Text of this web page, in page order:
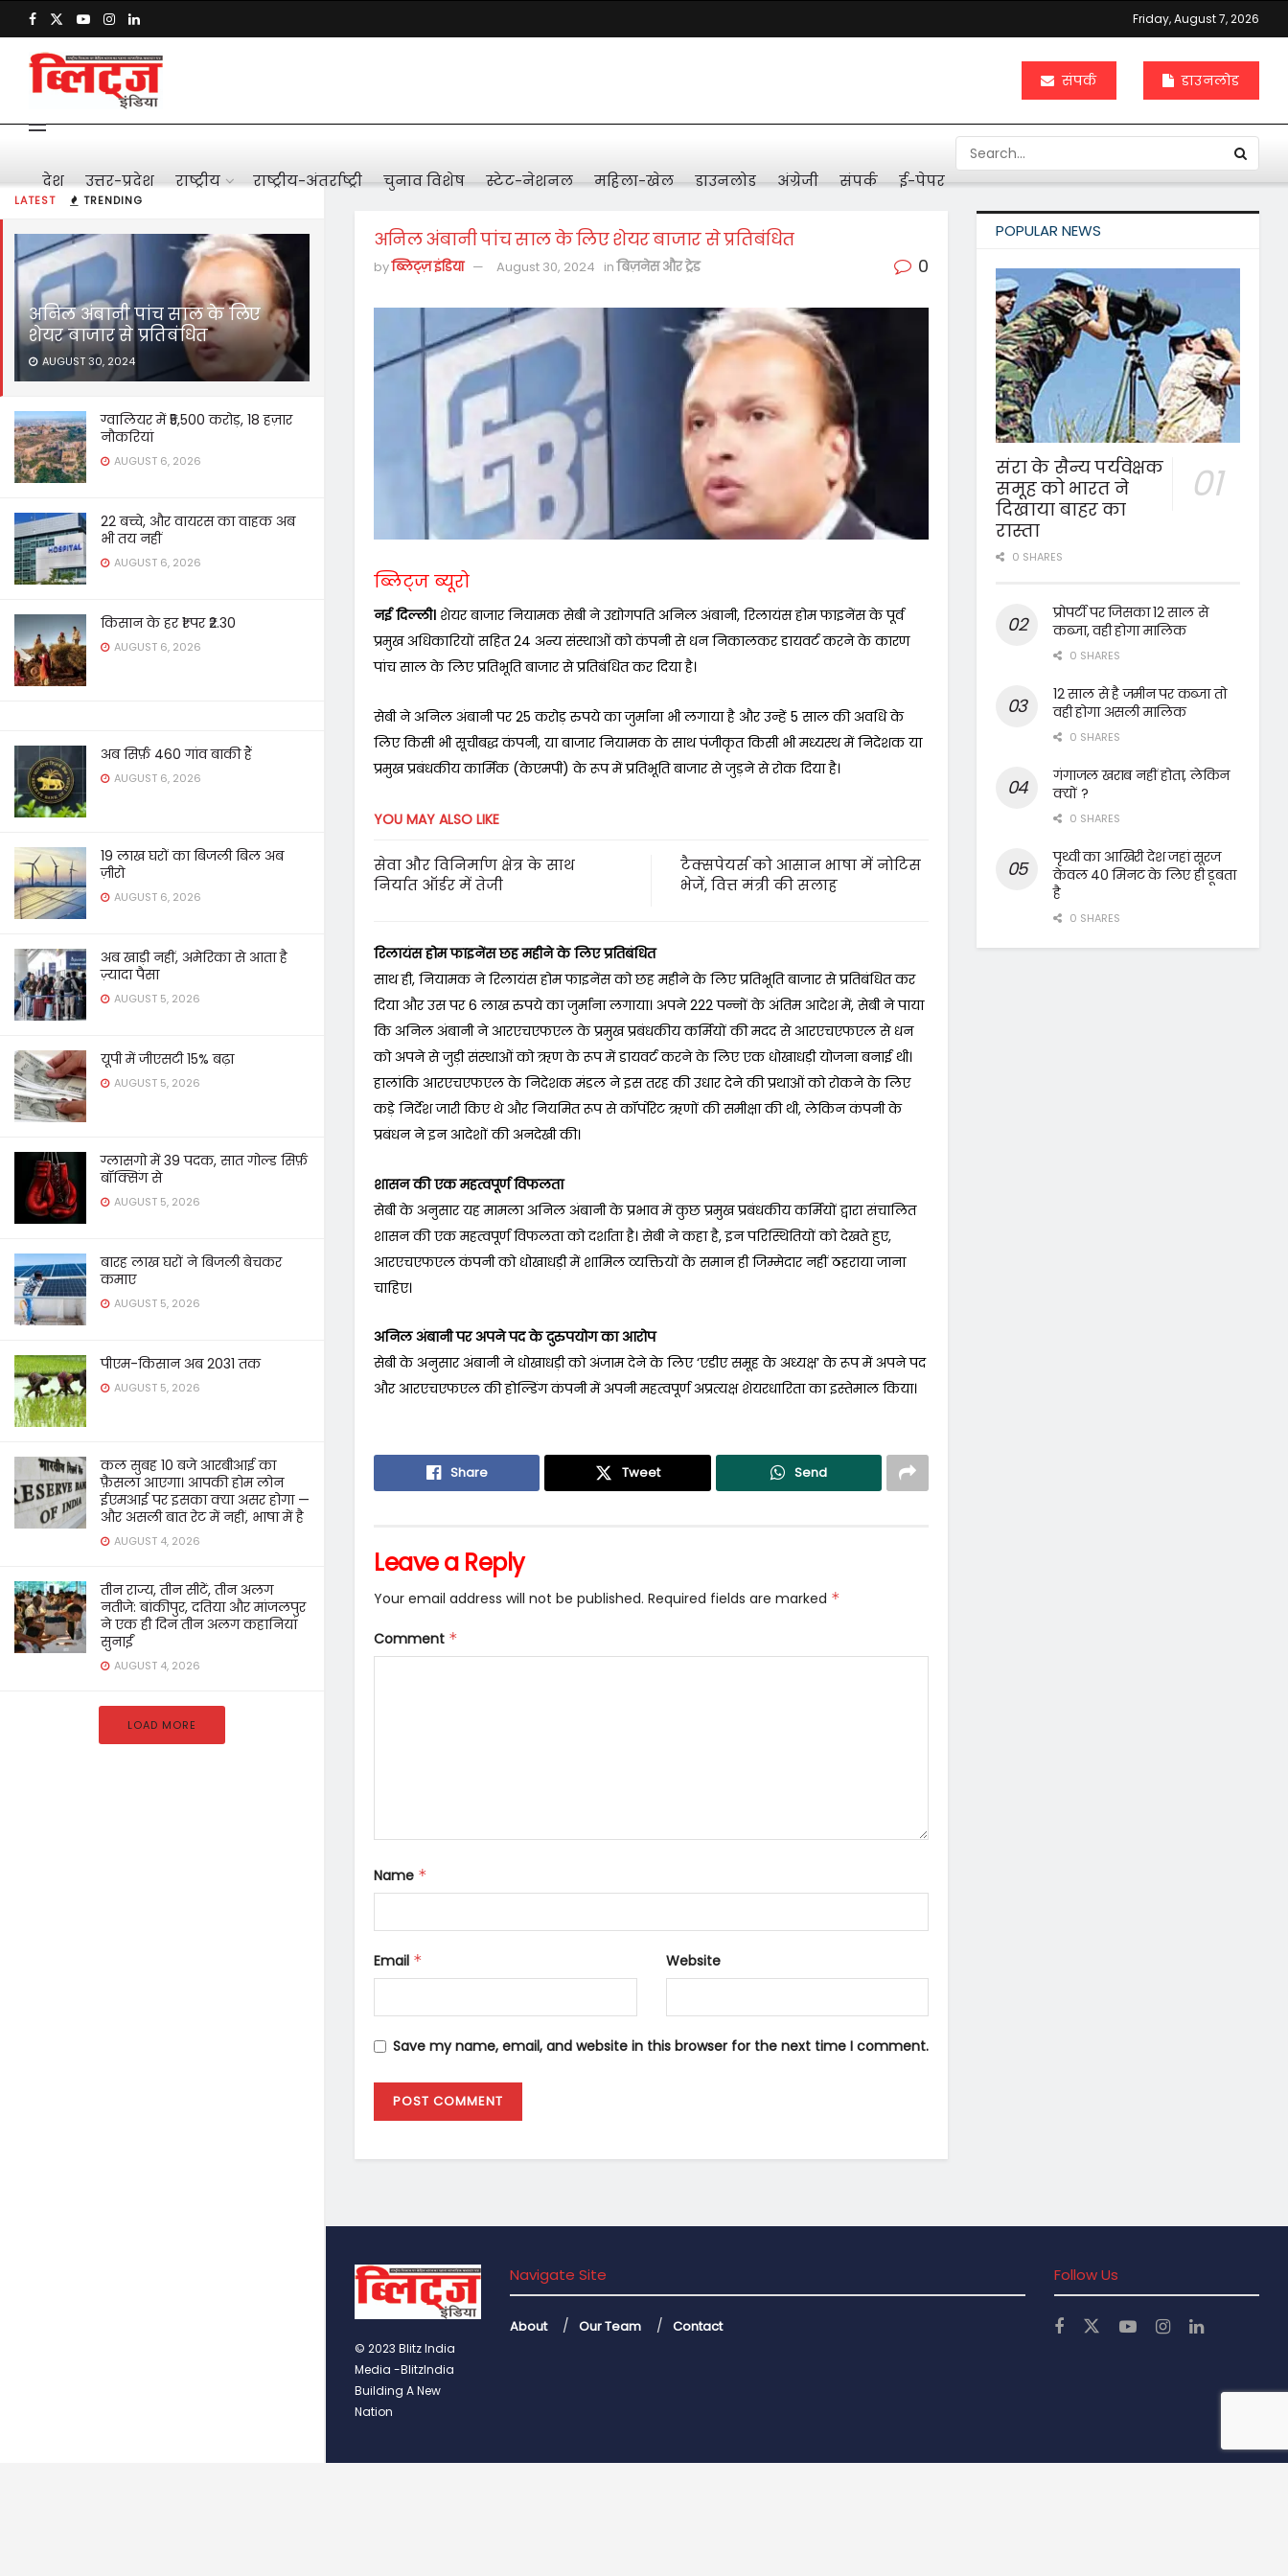
LATEST TRENDING
अनिल अंबानी पांच साल के लिए
शेयर बाजार से प्रतिबंधित
AUGUST 30, 2024
ग्वालियर में ₹5,500 करोड़, 18 हज़ार
नौकरियां
AUGUST 6, 2026
22 बच्चे, और वायरस का वाहक अब
भी तय नहीं
AUGUST 6, 2026
किसान के हर ₹1 पर ₹2.30
AUGUST 6, 2026
अब सिर्फ़ 460 गांव बाकी हैं
AUGUST 6, 2026
19 लाख घरों का बिजली बिल अब
ज़ीरो
AUGUST 6, 2026
अब खाड़ी नहीं, अमेरिका से आता है
ज़्यादा पैसा
AUGUST 5, 2026
यूपी में जीएसटी 15% बढ़ा
AUGUST 5, 2026
ग्लासगो में 39 पदक, सात गोल्ड सिर्फ़
बॉक्सिंग से
AUGUST 5, 2026
बारह लाख घरों ने बिजली बेचकर
कमाए
AUGUST 5, 2026
पीएम-किसान अब 2031 तक
AUGUST 5, 2026
कल सुबह 10 बजे आरबीआई का
फ़ैसला आएगा। आपकी होम लोन
ईएमआई पर इसका क्या असर होगा —
और असली बात रेट में नहीं, भाषा में है
AUGUST 4, 2026
तीन राज्य, तीन सीटें, तीन अलग
नतीजे: बांकीपुर, दतिया और मांजलपुर
ने एक ही दिन तीन अलग कहानियां
सुनाईं
AUGUST 4, 2026
LOAD MORE
Friday, August 7, 2026
संपर्क डाउनलोड
देश उत्तर-प्रदेश राष्ट्रीय राष्ट्रीय-अंतर्राष्ट्री चुनाव विशेष स्टेट-नेशनल महिला-खेल डाउनलोड अंग्रेजी संपर्क ई-पेपर
अनिल अंबानी पांच साल के लिए शेयर बाजार से प्रतिबंधित
byब्लिट्ज़ इंडिया August 30, 2024 in बिज़नेस और ट्रेड 0
ब्लिट्ज ब्यूरो
नई दिल्ली। शेयर बाजार नियामक सेबी ने उद्योगपति अनिल अंबानी, रिलायंस होम फाइनेंस के पूर्व
प्रमुख अधिकारियों सहित 24 अन्य संस्थाओं को कंपनी से धन निकालकर डायवर्ट करने के कारण
पांच साल के लिए प्रतिभूति बाजार से प्रतिबंधित कर दिया है।
सेबी ने अनिल अंबानी पर 25 करोड़ रुपये का जुर्माना भी लगाया है और उन्हें 5 साल की अवधि के
लिए किसी भी सूचीबद्ध कंपनी, या बाजार नियामक के साथ पंजीकृत किसी भी मध्यस्थ में निदेशक या
प्रमुख प्रबंधकीय कार्मिक (केएमपी) के रूप में प्रतिभूति बाजार से जुड़ने से रोक दिया है।
YOU MAY ALSO LIKE
सेवा और विनिर्माण क्षेत्र के साथ
निर्यात ऑर्डर में तेजी
टैक्सपेयर्स को आसान भाषा में नोटिस
भेजें, वित्त मंत्री की सलाह
रिलायंस होम फाइनेंस छह महीने के लिए प्रतिबंधित
साथ ही, नियामक ने रिलायंस होम फाइनेंस को छह महीने के लिए प्रतिभूति बाजार से प्रतिबंधित कर
दिया और उस पर 6 लाख रुपये का जुर्माना लगाया। अपने 222 पन्नों के अंतिम आदेश में, सेबी ने पाया
कि अनिल अंबानी ने आरएचएफएल के प्रमुख प्रबंधकीय कर्मियों की मदद से आरएचएफएल से धन
को अपने से जुड़ी संस्थाओं को ऋण के रूप में डायवर्ट करने के लिए एक धोखाधड़ी योजना बनाई थी।
हालांकि आरएचएफएल के निदेशक मंडल ने इस तरह की उधार देने की प्रथाओं को रोकने के लिए
कड़े निर्देश जारी किए थे और नियमित रूप से कॉर्पोरेट ऋणों की समीक्षा की थी, लेकिन कंपनी के
प्रबंधन ने इन आदेशों की अनदेखी की।
शासन की एक महत्वपूर्ण विफलता
सेबी के अनुसार यह मामला अनिल अंबानी के प्रभाव में कुछ प्रमुख प्रबंधकीय कर्मियों द्वारा संचालित
शासन की एक महत्वपूर्ण विफलता को दर्शाता है। सेबी ने कहा है, इन परिस्थितियों को देखते हुए,
आरएचएफएल कंपनी को धोखाधड़ी में शामिल व्यक्तियों के समान ही जिम्मेदार नहीं ठहराया जाना
चाहिए।
अनिल अंबानी पर अपने पद के दुरुपयोग का आरोप
सेबी के अनुसार अंबानी ने धोखाधड़ी को अंजाम देने के लिए ‘एडीए समूह के अध्यक्ष’ के रूप में अपने पद
और आरएचएफएल की होल्डिंग कंपनी में अपनी महत्वपूर्ण अप्रत्यक्ष शेयरधारिता का इस्तेमाल किया।
Share Tweet Send
Leave a Reply
Your email address will not be published. Required fields are marked *
Comment *
Name *
Email * Website
Save my name, email, and website in this browser for the next time I comment.
POPULAR NEWS
संरा के सैन्य पर्यवेक्षक
समूह को भारत ने
दिखाया बाहर का
रास्ता
0 SHARES
प्रोपर्टी पर जिसका 12 साल से
कब्जा, वही होगा मालिक
0 SHARES
12 साल से है जमीन पर कब्जा तो
वही होगा असली मालिक
0 SHARES
गंगाजल खराब नहीं होता, लेकिन
क्यों ?
0 SHARES
पृथ्वी का आखिरी देश जहां सूरज
केवल 40 मिनट के लिए ही डूबता
है
0 SHARES
© 2023 Blitz India
Media -BlitzIndia
Building A New
Nation
Navigate Site
About Our Team Contact
Follow Us